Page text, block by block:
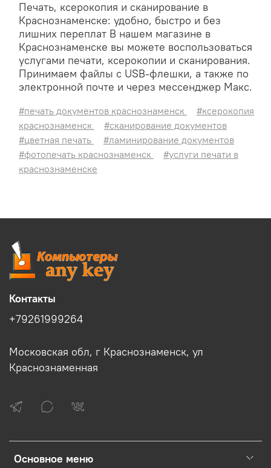
Печать, ксерокопия и сканирование в
Краснознаменске: удобно, быстро и без
лишних переплат В нашем магазине в
Краснознаменске вы можете воспользоваться
услугами печати, ксерокопии и сканирования.
Принимаем файлы с USB-флешки, а также по
электронной почте и через мессенджер Макс.
#печать документов краснознаменск
#ксерокопия
краснознаменск
#сканирование документов
#цветная печать
#ламинирование документов
#фотопечать краснознаменск
#услуги печати в
краснознаменске
Основное меню
Контакты
+79261999264
Московская обл, г Краснознаменск, ул
Краснознаменная